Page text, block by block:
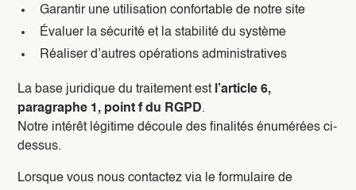
Garantir une utilisation confortable de notre site
Évaluer la sécurité et la stabilité du système
Réaliser d’autres opérations administratives
La base juridique du traitement est l’article 6,
paragraphe 1, point f du RGPD.
Notre intérêt légitime découle des finalités énumérées ci-
dessus.
Lorsque vous nous contactez via le formulaire de